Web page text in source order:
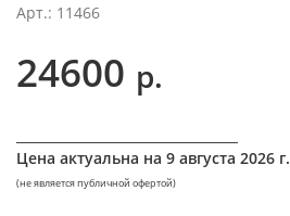
Арт.: 11466
24600 р.
Цена актуальна на 9 августа 2026 г.
(не является публичной офертой)